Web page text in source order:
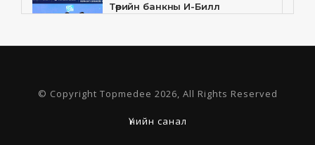
Төрийн банкны И-Билл
үйлчилгээнд Голомт банк
2026-06-25 | 9:33:55
Төрийн банк, Санхүү Эдийн
Засгийн Их Сургууль хамтын
шинэчлэн байгууллаа
© Copyright Topmedee 2026, All Rights Reserved
Үнийн санал